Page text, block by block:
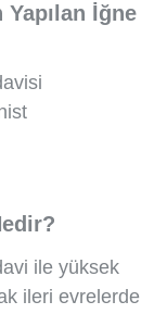
İğne
ile yüksek
ileri evrelerde